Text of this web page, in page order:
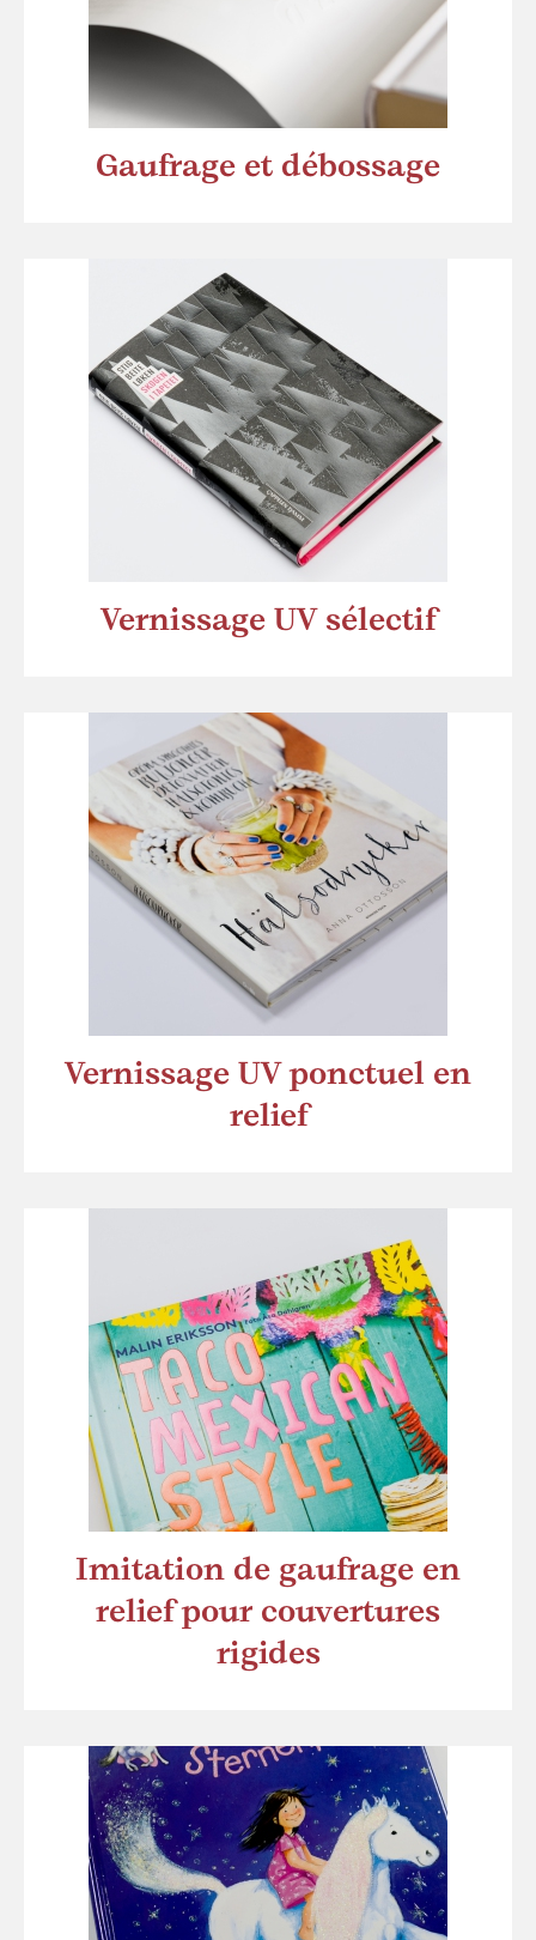
Gaufrage et débossage
Vernissage UV sélectif
Vernissage UV ponctuel en
relief
Imitation de gaufrage en
relief pour couvertures
rigides